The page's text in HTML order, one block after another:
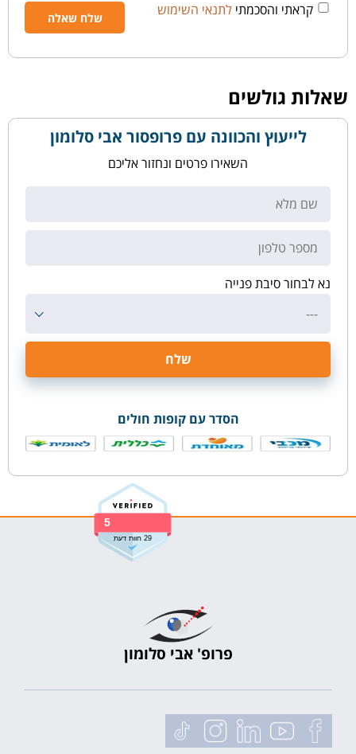
קראתי והסכמתי לתנאי השימוש
שאלות גולשים
לייעוץ והכוונה עם פרופסור אבי סלומון
השאירו פרטים ונחזור אליכם
נא לבחור סיבת פנייה
---
הסדר עם קופות חולים
5
29 חוות דעת
פרופ' אבי סלומון